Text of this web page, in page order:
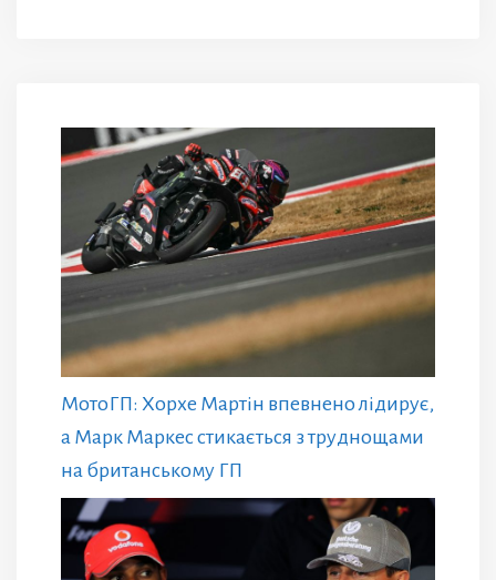
МотоГП: Хорхе Мартін впевнено лідирує,
а Марк Маркес стикається з труднощами
на британському ГП